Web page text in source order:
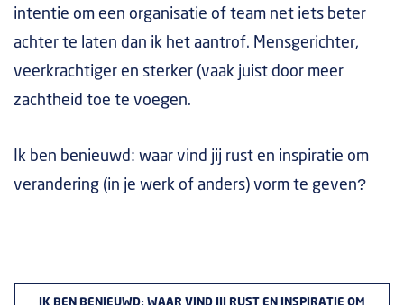
intentie om een organisatie of team net iets beter
achter te laten dan ik het aantrof. Mensgerichter,
veerkrachtiger en sterker (vaak juist door meer
zachtheid toe te voegen.
Ik ben benieuwd: waar vind jij rust en inspiratie om
verandering (in je werk of anders) vorm te geven?